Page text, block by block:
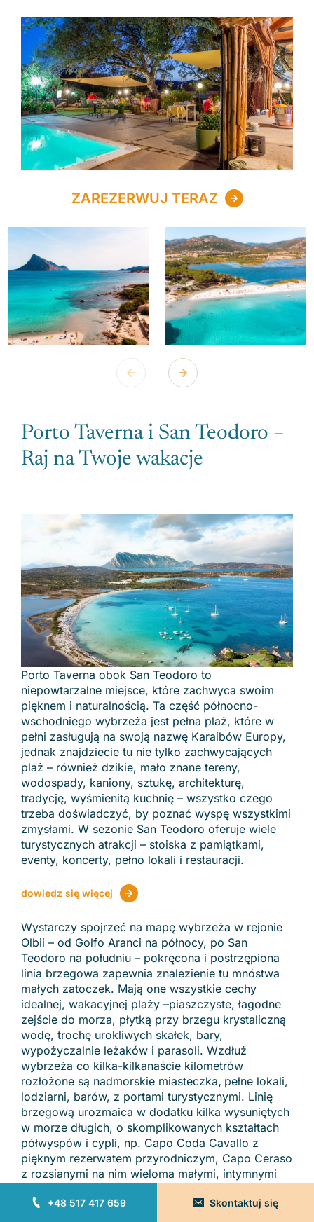
+48 517 417 659 Skontaktuj się
ZAREZERWUJ TERAZ
Porto Taverna i San Teodoro –
Raj na Twoje wakacje
Porto Taverna obok San Teodoro to
niepowtarzalne miejsce, które zachwyca swoim
pięknem i naturalnością. Ta część północno-
wschodniego wybrzeża jest pełna plaż, które w
pełni zasługują na swoją nazwę Karaibów Europy,
jednak znajdziecie tu nie tylko zachwycających
plaż – również dzikie, mało znane tereny,
wodospady, kaniony, sztukę, architekturę,
tradycję, wyśmienitą kuchnię – wszystko czego
trzeba doświadczyć, by poznać wyspę wszystkimi
zmysłami. W sezonie San Teodoro oferuje wiele
turystycznych atrakcji – stoiska z pamiątkami,
eventy, koncerty, pełno lokali i restauracji.
dowiedz się więcej
Wystarczy spojrzeć na mapę wybrzeża w rejonie
Olbii – od Golfo Aranci na północy, po San
Teodoro na południu – pokręcona i postrzępiona
linia brzegowa zapewnia znalezienie tu mnóstwa
małych zatoczek. Mają one wszystkie cechy
idealnej, wakacyjnej plaży –piaszczyste, łagodne
zejście do morza, płytką przy brzegu krystaliczną
wodę, trochę urokliwych skałek, bary,
wypożyczalnie leżaków i parasoli. Wzdłuż
wybrzeża co kilka-kilkanaście kilometrów
rozłożone są nadmorskie miasteczka, pełne lokali,
lodziarni, barów, z portami turystycznymi. Linię
brzegową urozmaica w dodatku kilka wysuniętych
w morze długich, o skomplikowanych kształtach
półwyspów i cypli, np. Capo Coda Cavallo z
pięknym rezerwatem przyrodniczym, Capo Ceraso
z rozsianymi na nim wieloma małymi, intymnymi
wysokimi skalnymi klifami ukryte małe plaże,